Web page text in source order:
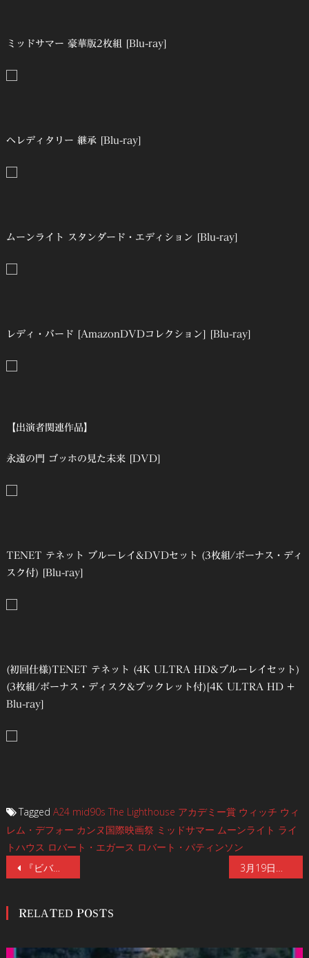
ミッドサマー 豪華版2枚組 [Blu-ray]
ヘレディタリー 継承 [Blu-ray]
ムーンライト スタンダード・エディション [Blu-ray]
レディ・バード [AmazonDVDコレクション] [Blu-ray]
【出演者関連作品】
永遠の門 ゴッホの見た未来 [DVD]
TENET テネット ブルーレイ&DVDセット (3枚組/ボーナス・ディ
スク付) [Blu-ray]
(初回仕様)TENET テネット (4K ULTRA HD&ブルーレイセット)
(3枚組/ボーナス・ディスク&ブックレット付)[4K ULTRA HD +
Blu-ray]
Tagged A24 mid90s The Lighthouse アカデミー賞 ウィッチ ウィ
レム・デフォー カンヌ国際映画祭 ミッドサマー ムーンライト ライ
トハウス ロバート・エガース ロバート・パティンソン
投
ナ
ビ
『ビバリウム』も話題のイモージェン・プーツ主演で、カルト的人気作『暗闇にベルが鳴る』をリメイク！『ゲット・アウト』のブラムハウスが放つスラッシャー・ホラー『ブラック・クリスマス』が1,886円で5月7日発売！ 3月19日（金）からの「未体験ゾーンの映画たち2021」上映6作品を予告編と共に紹介！まさかの全米興行収入１位！『ウィッチサマー』、アカデミー賞女優ヘレン・ハント主演『フロッグ』などが公開！“追っかけ配信”第五弾も更新！
RELATED POSTS